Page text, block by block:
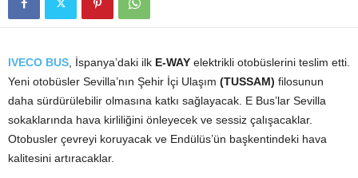
IVECO BUS , İspanya’daki ilk E-WAY elektrikli otobüslerini teslim etti.
Yeni otobüsler Sevilla’nın Şehir İçi Ulaşım (TUSSAM) filosunun
daha sürdürülebilir olmasına katkı sağlayacak. E Bus’lar Sevilla
sokaklarında hava kirliliğini önleyecek ve sessiz çalışacaklar.
Otobusler çevreyi koruyacak ve Endülüs’ün başkentindeki hava
kalitesini artıracaklar.